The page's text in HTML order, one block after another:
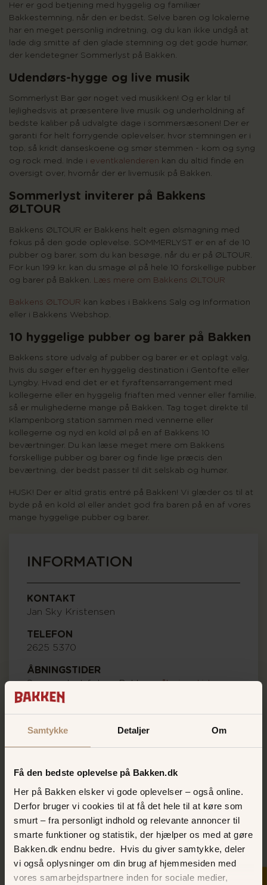
Samtykke Detaljer Om
Få den bedste oplevelse på Bakken.dk
Her på Bakken elsker vi gode oplevelser – også online.
Derfor bruger vi cookies til at få det hele til at køre som
smurt – fra personligt indhold og relevante annoncer til
smarte funktioner og statistik, der hjælper os med at gøre
Bakken.dk endnu bedre. Hvis du giver samtykke, deler
vi også oplysninger om din brug af hjemmesiden med
vores samarbejdspartnere inden for sociale medier,
Her er god betjening med hyggelig og familiær
Bakkestemning, når den er bedst. Selve baren og lokalerne
har en meget personlig indretning, og du kan ikke undgå at
lade dig smitte af den glade stemning og det gode humør,
der kendetegner Sommerlyst på Bakken.
Udendørs-hygge og live musik
Sommerlyst Bar gør noget ved musikken! Og er klar til
lejlighedsvis at præsentere live musik og underholdning af
bedste kaliber på udvalgte dage i sommersæsonen! Der er
garanti for helt forrygende oplevelser, hvor stemningen er i
top, så kridt danseskoene og smør stemmen - kom og syng
og rock med. Inde i eventkalenderen kan du altid finde en
oversigt over, hvornår der er livemusik på Bakken.
Sommerlyst inviterer på Bakkens
ØLTOUR
Bakkens ØLTOUR er Bakkens helt egen ølsmagning med
fokus på den gode oplevelse. SOMMERLYST er en af de 10
pubber og barer, som du kan besøge, når du er på ØLTOUR.
For kun 199 kr. kan du smage øl på hele 10 forskellige pubber
og barer på Bakken. Læs mere om Bakkens ØLTOUR
Bakkens ØLTOUR kan købes i Bakkens Salg og Information
eller i Bakkens Webshop.
10 hyggelige pubber og barer på Bakken
Bakkens store udvalg af pubber og barer er et oplagt valg,
hvis du søger efter en hyggelig destination i Gentofte eller
Lyngby. Hvad end det er et fyraftensarrangement med
kollegerne eller en hyggelig friaften med venner eller familie,
så er mulighederne mange på Bakken. Tag toget direkte til
Klampenborg station sammen med vennerne eller
kollegerne og nyd en kold øl på en af Bakkens 10
beværtninger. Du kan læse meget mere om Bakkens
forskellige pubber og barer og finde lige præcis den
beværtning, der bedst passer til dit selskab og humør.
HUSK! Der er altid gratis entré på Bakken! Vi glæder os til at
byde på en kold øl eller andet god fra baren på en af vores
mange hyggelige pubber og barer.
INFORMATION
KONTAKT
Jan Sky Kristensen
TELEFON
2625 5370
ÅBNINGSTIDER
Sommerlyst følger Bakkensåbningstider